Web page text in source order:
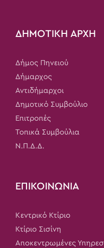
ΔΗΜΟΤΙΚΗ ΑΡΧΗ
Δήμος Πηνειού
Δήμαρχος
Αντιδήμαρχοι
Δημοτικό Συμβούλιο
Επιτροπές
Τοπικά Συμβούλια
Ν.Π.Δ.Δ.
ΕΠΙΚΟΙΝΩΝΙΑ
Κεντρικό Κτίριο
Κτίριο Σισίνη
Αποκεντρωμένες